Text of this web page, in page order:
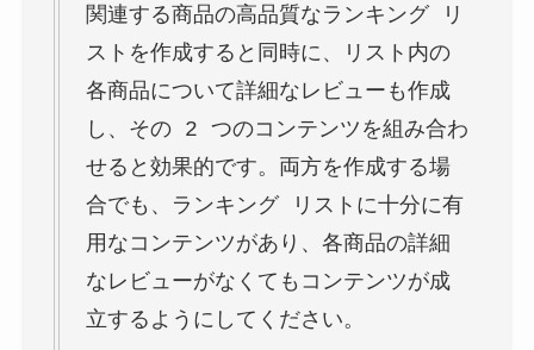
関連する商品の高品質なランキング リ
ストを作成すると同時に、リスト内の
各商品について詳細なレビューも作成
し、その 2 つのコンテンツを組み合わ
せると効果的です。両方を作成する場
合でも、ランキング リストに十分に有
用なコンテンツがあり、各商品の詳細
なレビューがなくてもコンテンツが成
立するようにしてください。